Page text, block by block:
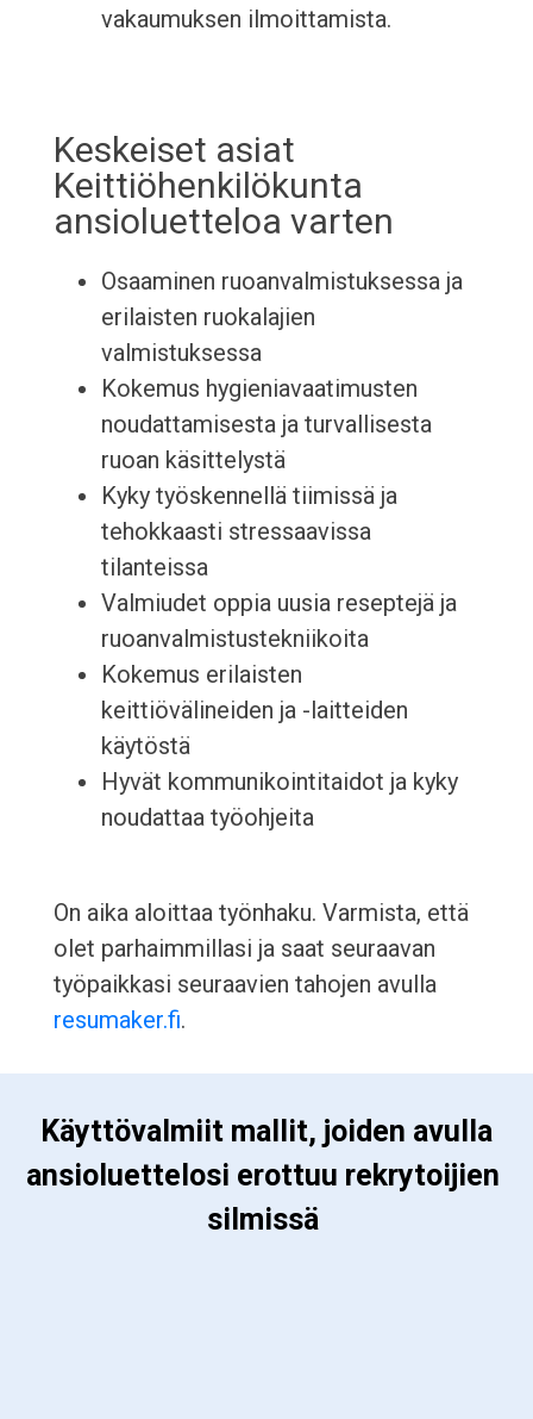
vakaumuksen ilmoittamista.
Keskeiset asiat
Keittiöhenkilökunta
ansioluetteloa varten
Osaaminen ruoanvalmistuksessa ja
erilaisten ruokalajien
valmistuksessa
Kokemus hygieniavaatimusten
noudattamisesta ja turvallisesta
ruoan käsittelystä
Kyky työskennellä tiimissä ja
tehokkaasti stressaavissa
tilanteissa
Valmiudet oppia uusia reseptejä ja
ruoanvalmistustekniikoita
Kokemus erilaisten
keittiövälineiden ja -laitteiden
käytöstä
Hyvät kommunikointitaidot ja kyky
noudattaa työohjeita
On aika aloittaa työnhaku. Varmista, että
olet parhaimmillasi ja saat seuraavan
työpaikkasi seuraavien tahojen avulla
resumaker.fi.
ansioluettelosi erottuu rekrytoijien
silmissä